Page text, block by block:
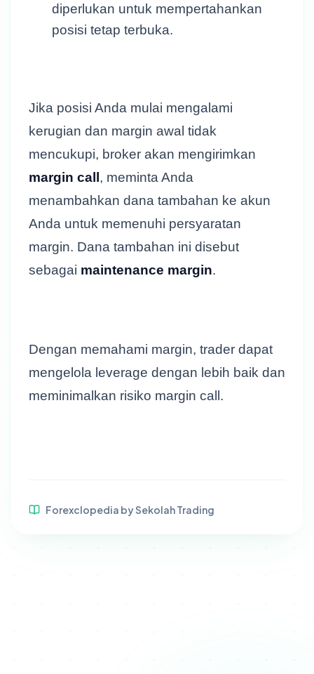
diperlukan untuk mempertahankan
posisi tetap terbuka.
Jika posisi Anda mulai mengalami
kerugian dan margin awal tidak
mencukupi, broker akan mengirimkan
margin call, meminta Anda
menambahkan dana tambahan ke akun
Anda untuk memenuhi persyaratan
margin. Dana tambahan ini disebut
sebagai maintenance margin.
Dengan memahami margin, trader dapat
mengelola leverage dengan lebih baik dan
meminimalkan risiko margin call.
Forexclopedia by Sekolah Trading